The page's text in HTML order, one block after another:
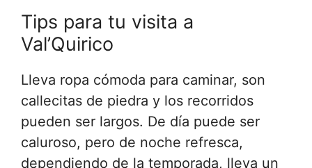
Tips para tu visita a
Val’Quirico
Lleva ropa cómoda para caminar, son
callecitas de piedra y los recorridos
pueden ser largos. De día puede ser
caluroso, pero de noche refresca,
dependiendo de la temporada, lleva un